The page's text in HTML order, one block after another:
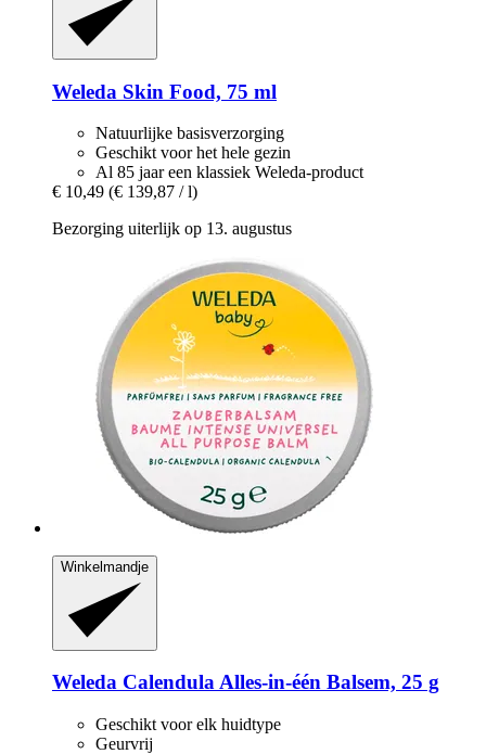
Weleda Skin Food, 75 ml
Natuurlijke basisverzorging
Geschikt voor het hele gezin
Al 85 jaar een klassiek Weleda-product
€ 10,49 (€ 139,87 / l)
Bezorging uiterlijk op 13. augustus
Winkelmandje
Weleda Calendula Alles-​in-​één Balsem, 25 g
Geschikt voor elk huidtype
Geurvrij